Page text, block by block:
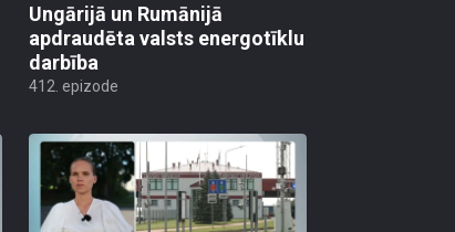
Ungārijā un Rumānijā
apdraudēta valsts energotīklu
darbība
412. epizode